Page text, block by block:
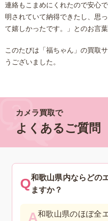
連絡もこまめにくれたので安心
明されていて納得できたし、思
て嬉しかったです。」とのお言
このたびは「福ちゃん」の買取
うございました。
カメラ買取で
よくあるご質問
和歌山県内ならどの
ますか？
和歌山県のほぼ全